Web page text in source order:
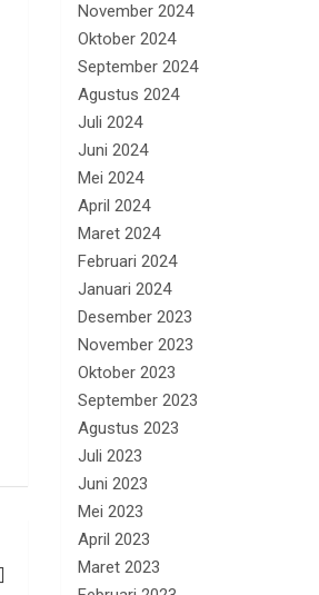
November 2024
Oktober 2024
September 2024
Agustus 2024
Juli 2024
Juni 2024
Mei 2024
April 2024
Maret 2024
Februari 2024
Januari 2024
Desember 2023
November 2023
Oktober 2023
September 2023
Agustus 2023
Juli 2023
Juni 2023
Mei 2023
April 2023
Maret 2023